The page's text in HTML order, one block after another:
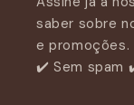
saber sobre
e promoções.
✔️ Sem spam